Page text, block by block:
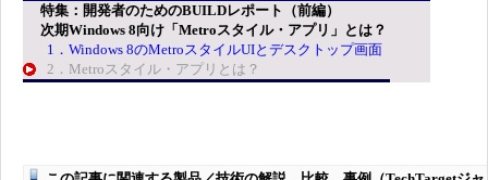
特集：開発者のためのBUILDレポート（前編）
次期Windows 8向け「Metroスタイル・アプリ」とは？
1．Windows 8のMetroスタイルUIとデスクトップ画面
2．Metroスタイル・アプリとは？